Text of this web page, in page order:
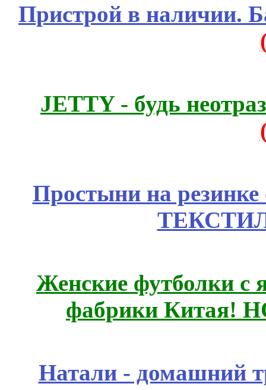
Пристрой в наличии.
JETTY - будь
Простыни на
Женские футболки с
фабрики Китая!
Натали - домашний